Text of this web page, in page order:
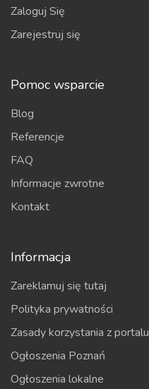
Zaloguj Się
Zarejestruj się
Pomoc wsparcie
Blog
Referencje
FAQ
Informacje zwrotne
Kontakt
Informacja
Zareklamuj się tutaj
Polityka prywatności
Zasady korzystania z portalu
Ogłoszenia Poznań
Ogłoszenia lokalne